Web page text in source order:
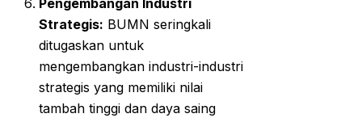
Pengembangan Industri
Strategis: BUMN seringkali
ditugaskan untuk
mengembangkan industri-industri
strategis yang memiliki nilai
tambah tinggi dan daya saing